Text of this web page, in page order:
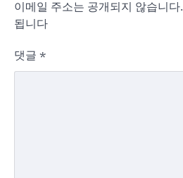
이메일 주소는 공개되지 않습니다.
됩니다
댓글 *